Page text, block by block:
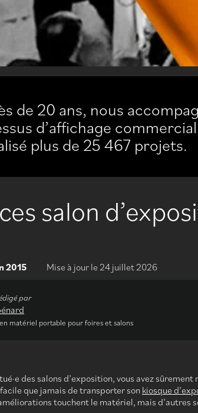
de 20 ans, nous
d’affichage
plus de 25 467 projets.
salon
2015 Mise à jour le 24 juillet 2026
par
matériel portable pour foires et salons
des salons d’exposition, vous avez
que jamais de transporter son kiosque
touchent le matériel, mais d’autres